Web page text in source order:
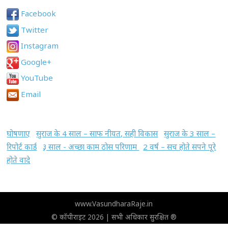
Facebook
Twitter
Instagram
Google+
YouTube
Email
घोषणाए सुराज के 4 साल – साफ नीयत, सही विकास सुराज के 3 साल –
रिपोर्ट कार्ड
३ साल - अच्छा काम ठोस परिणाम
2 वर्ष – सच होते सपने पूरे
होते वादे
www.VasundharaRaje.in
© कॉपीराइट 2026 | सभी अधिकार सुरक्षित ®